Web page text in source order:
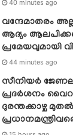
40 minutes ago
വന്ദേമാതരം
ആദ്യം
പ്രമേയവുമായി
44 minutes ago
സീനിയര്‍
പ്രദര്‍ശനം
ദുരന്തക്കാഴ്ച